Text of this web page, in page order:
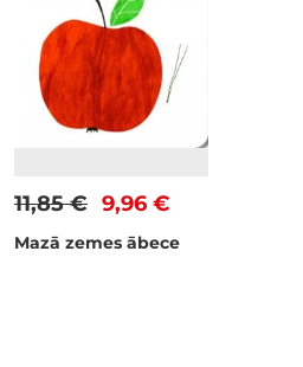
9,96 €
11,85 €
Mazā zemes ābece